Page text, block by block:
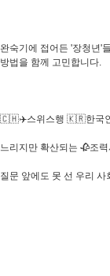
완숙기에 접어든 '장청년'
방법을 함께 고민합니다.
🇨🇭✈️스위스행 🇰🇷한국인
느리지만 확산되는 🥀조
질문 앞에도 못 선 우리 사